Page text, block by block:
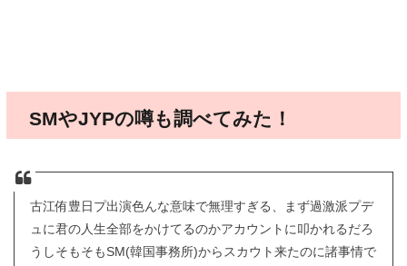
SMやJYPの噂も調べてみた！
古江侑豊日プ出演色んな意味で無理すぎる、まず過激派プデ
ュに君の人生全部をかけてるのかアカウントに叩かれるだろ
うしそもそもSM(韓国事務所)からスカウト来たのに諸事情で